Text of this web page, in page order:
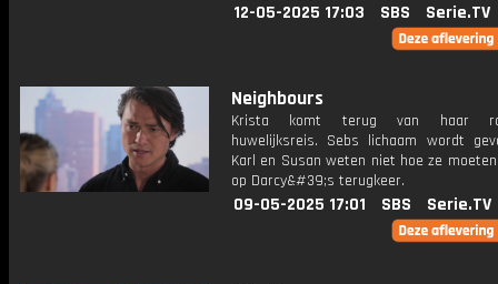
12-05-2025 17:03 SBS Serie.TV
Neighbours
Krista komt terug van haar
huwelijksreis. Sebs lichaam wordt
Karl en Susan weten niet hoe ze
op Darcy&#39;s terugkeer.
09-05-2025 17:01 SBS Serie.TV